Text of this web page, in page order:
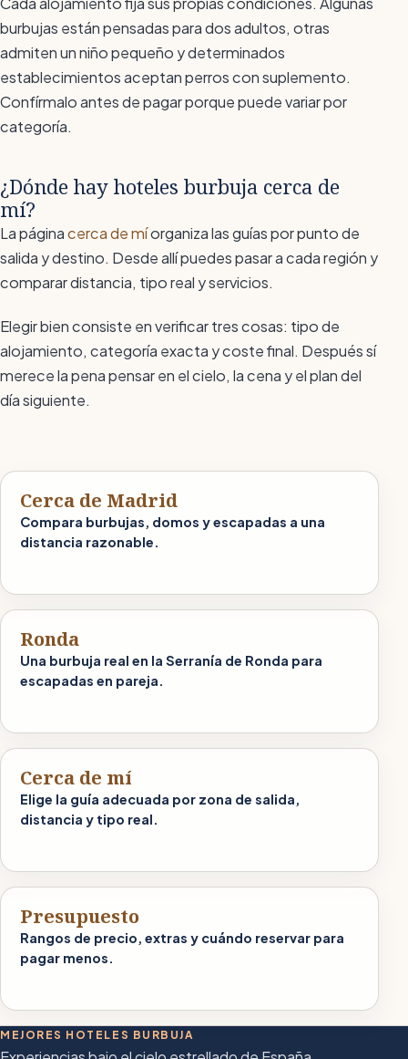
burbujas están pensadas para dos adultos, otras
admiten un niño pequeño y determinados
establecimientos aceptan perros con suplemento.
Confírmalo antes de pagar porque puede variar por
categoría.
¿Dónde hay hoteles burbuja cerca de
mí?
La páginacerca de míorganiza las guías por punto de
salida y destino. Desde allí puedes pasar a cada región y
comparar distancia, tipo real y servicios.
Elegir bien consiste en verificar tres cosas: tipo de
alojamiento, categoría exacta y coste final. Después sí
merece la pena pensar en el cielo, la cena y el plan del
día siguiente.
Cerca de Madrid
Compara burbujas, domos y escapadas a una
distancia razonable.
Ronda
Una burbuja real en la Serranía de Ronda para
escapadas en pareja.
Cerca de mí
Elige la guía adecuada por zona de salida,
distancia y tipo real.
Presupuesto
Rangos de precio, extras y cuándo reservar para
pagar menos.
MEJORES HOTELES BURBUJA